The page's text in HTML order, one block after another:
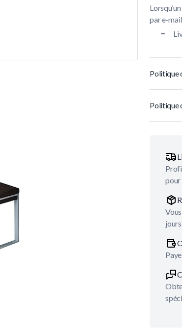
par e-
Politique
Politique
pour
jours